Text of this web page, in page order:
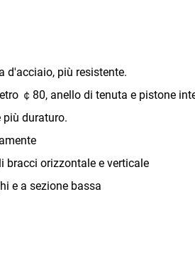
più resistente.
￠80, anello di tenuta e pistone
duraturo.
orizzontale e verticale
e a sezione bassa